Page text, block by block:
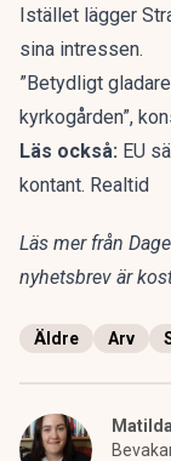
Istället lägger
sina intressen.
”Betydligt
kyrkogården”,
Läs också: EU
kontant. Realtid
Läs mer från
nyhetsbrev är
Äldre Arv